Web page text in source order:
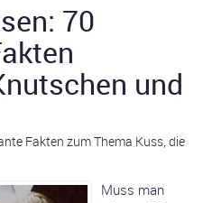
70
und
Fakten zum Thema Kuss, die
Muss man